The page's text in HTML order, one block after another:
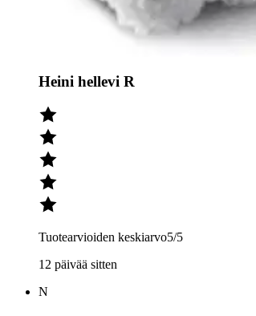
Julkaisemme tuotearvioita vain varmistetuista
Heini hellevi R
Tuotearvioiden keskiarvo5/5
12 päivää sitten
N